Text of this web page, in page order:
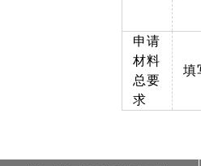
申请
材料
总要
求
填